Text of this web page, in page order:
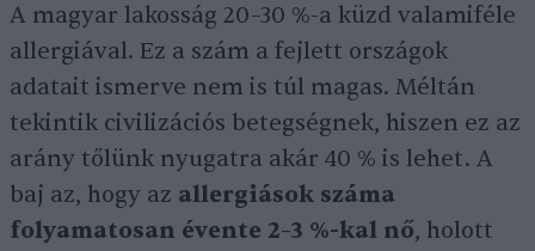
A magyar lakosság 20–30 %-a küzd valamiféle
allergiával. Ez a szám a fejlett országok
adatait ismerve nem is túl magas. Méltán
tekintik civilizációs betegségnek, hiszen ez az
arány tőlünk nyugatra akár 40 % is lehet. A
baj az, hogy az allergiások száma
folyamatosan évente 2–3 %-kal nő, holott